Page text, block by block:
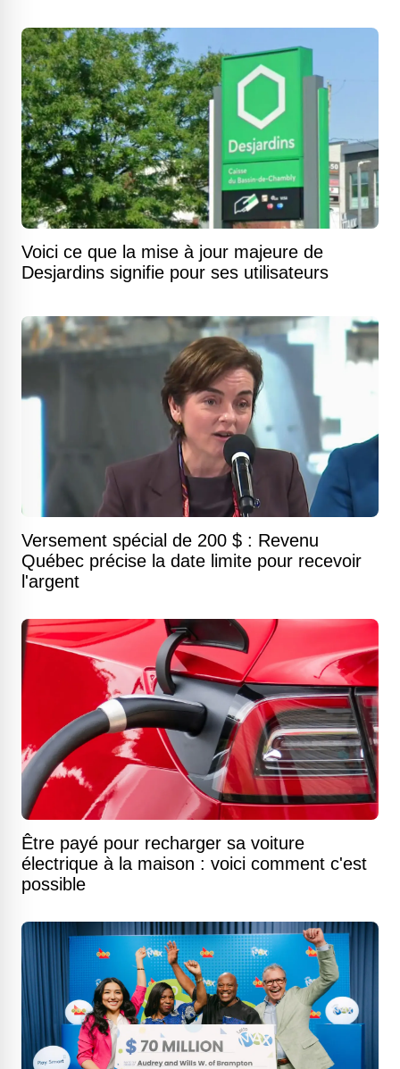
Voici ce que la mise à jour majeure de
Desjardins signifie pour ses utilisateurs
Versement spécial de 200 $ : Revenu
Québec précise la date limite pour recevoir
l'argent
Être payé pour recharger sa voiture
électrique à la maison : voici comment c'est
possible